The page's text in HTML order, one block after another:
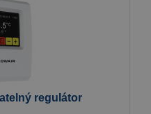
regulátor